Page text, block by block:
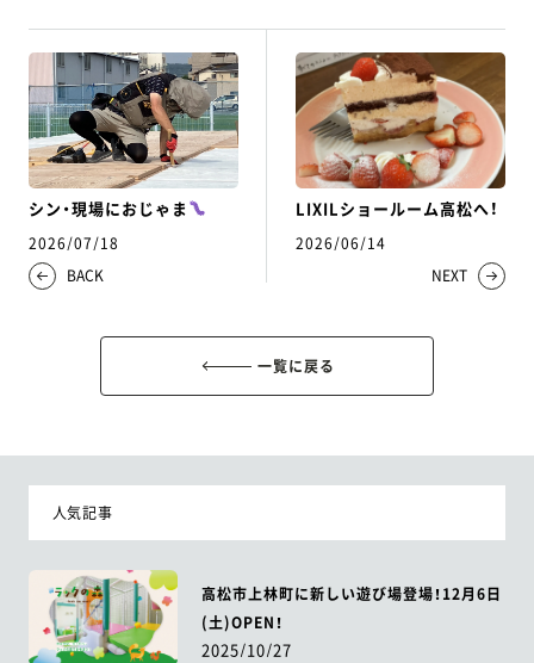
シン・現場におじゃま
2026/07/18
BACK
LIXILショールーム高松へ！
2026/06/14
NEXT
一覧に戻る
人気記事
高松市上林町に新しい遊び場登場！12月6日
(土)OPEN！
2025/10/27